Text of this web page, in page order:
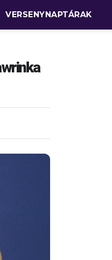
VERSENYNAPTÁRAK